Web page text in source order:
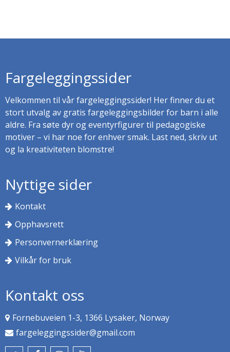
Fargeleggingssider
Velkommen til vår fargeleggingssider! Her finner du et
stort utvalg av gratis fargeleggingsbilder for barn i alle
aldre. Fra søte dyr og eventyrfigurer til pedagogiske
motiver – vi har noe for enhver smak. Last ned, skriv ut
og la kreativiteten blomstre!
Nyttige sider
Kontakt
Opphavsrett
Personvernerklæring
Vilkår for bruk
Kontakt oss
Fornebuveien 1-3, 1366 Lysaker, Norway
fargeleggingssider@gmail.com